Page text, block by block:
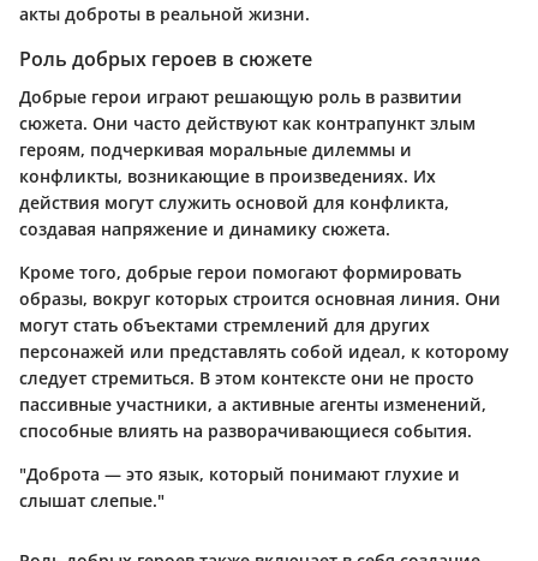
акты доброты в реальной жизни.
Роль добрых героев в сюжете
Добрые герои играют решающую роль в развитии
сюжета. Они часто действуют как контрапункт злым
героям, подчеркивая моральные дилеммы и
конфликты, возникающие в произведениях. Их
действия могут служить основой для конфликта,
создавая напряжение и динамику сюжета.
Кроме того, добрые герои помогают формировать
образы, вокруг которых строится основная линия. Они
могут стать объектами стремлений для других
персонажей или представлять собой идеал, к которому
следует стремиться. В этом контексте они не просто
пассивные участники, а активные агенты изменений,
способные влиять на разворачивающиеся события.
"Доброта — это язык, который понимают глухие и
слышат слепые."